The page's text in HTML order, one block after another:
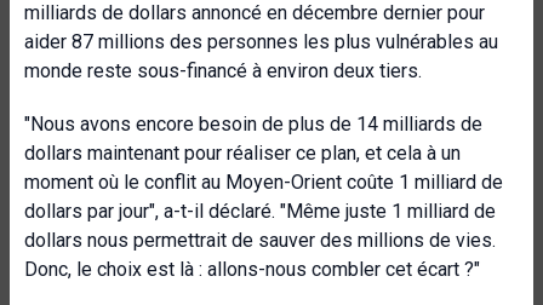
milliards de dollars annoncé en décembre dernier pour
aider 87 millions des personnes les plus vulnérables au
monde reste sous-financé à environ deux tiers.
"Nous avons encore besoin de plus de 14 milliards de
dollars maintenant pour réaliser ce plan, et cela à un
moment où le conflit au Moyen-Orient coûte 1 milliard de
dollars par jour", a-t-il déclaré. "Même juste 1 milliard de
dollars nous permettrait de sauver des millions de vies.
Donc, le choix est là : allons-nous combler cet écart ?"